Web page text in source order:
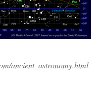
ancient_astronomy.html